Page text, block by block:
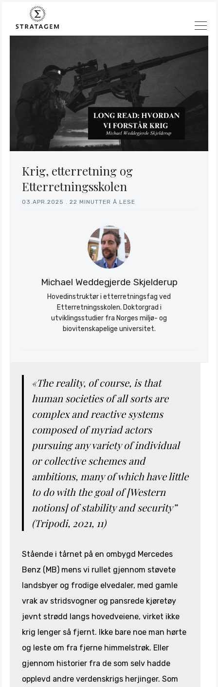
Søk
Stratagem
Krig, etterretning og
Etterretningsskolen
03.APR.2025 22 MINUTTER Å LESE
Michael Weddegjerde Skjelderup
Hovedinstruktør i etterretningsfag ved
Etterretningsskolen. Doktorgrad i
utviklingsstudier fra Norges miljø- og
biovitenskapelige universitet.
«The reality, of course, is that
human societies of all sorts are
complex and reactive systems
composed of myriad actors
pursuing any variety of individual
or collective schemes and
ambitions, many of which have little
to do with the goal of [Western
notions] of stability and security”
(Tripodi, 2021, 11)
Stående i tårnet på en ombygd Mercedes
Benz (MB) mens vi rullet gjennom støvete
landsbyer og frodige elvedaler, med gamle
vrak av stridsvogner og pansrede kjøretøy
jevnt strødd langs hovedveiene, virket ikke
krig lenger så fjernt. Ikke bare noe man hørte
og leste om fra fjerne himmelstrøk. Eller
gjennom historier fra de som selv hadde
opplevd andre verdenskrigs herjinger. Som